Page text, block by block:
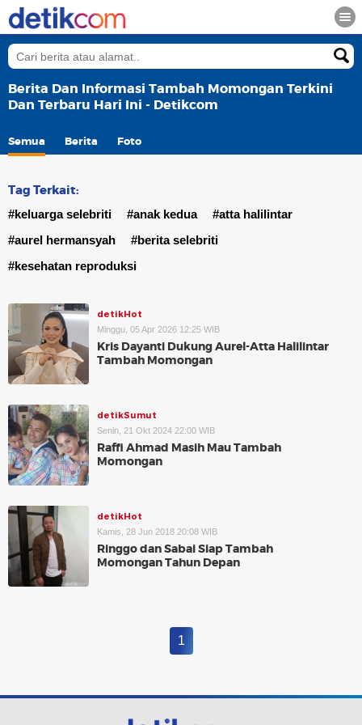
Berita Dan Informasi Tambah Momongan Terkini
Dan Terbaru Hari Ini - Detikcom
Semua Berita Foto
Tag Terkait:
#keluarga selebriti #anak kedua
#atta halilintar
#aurel hermansyah
#berita selebriti
#kesehatan reproduksi
detikHot
Minggu, 05 Apr 2026 12:25 WIB
Kris Dayanti Dukung Aurel-Atta Halilintar
Tambah Momongan
detikSumut
Senin, 21 Okt 2024 22:00 WIB
Raffi Ahmad Masih Mau Tambah
Momongan
detikHot
Kamis, 28 Jun 2018 20:08 WIB
Ringgo dan Sabai Siap Tambah
Momongan Tahun Depan
1